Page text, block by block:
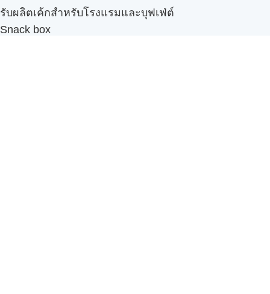
รับผลิตเค้กสำหรับโรงแรมและบุฟเฟ่ต์
Snack box